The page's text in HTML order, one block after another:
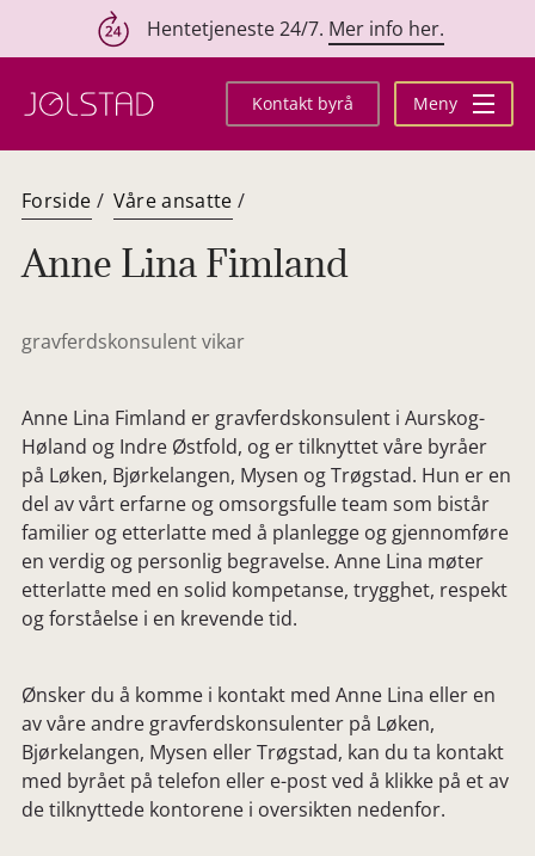
innhold
Hentetjeneste 24/7. Mer info her.
Kontakt byrå Meny
Forside / Våre ansatte /
Anne Lina Fimland
gravferdskonsulent vikar
Anne Lina Fimland er gravferdskonsulent i Aurskog-
Høland og Indre Østfold, og er tilknyttet våre byråer
på Løken, Bjørkelangen, Mysen og Trøgstad. Hun er en
del av vårt erfarne og omsorgsfulle team som bistår
familier og etterlatte med å planlegge og gjennomføre
en verdig og personlig begravelse. Anne Lina møter
etterlatte med en solid kompetanse, trygghet, respekt
og forståelse i en krevende tid.
Ønsker du å komme i kontakt med Anne Lina eller en
av våre andre gravferdskonsulenter på Løken,
Bjørkelangen, Mysen eller Trøgstad, kan du ta kontakt
med byrået på telefon eller e-post ved å klikke på et av
de tilknyttede kontorene i oversikten nedenfor.